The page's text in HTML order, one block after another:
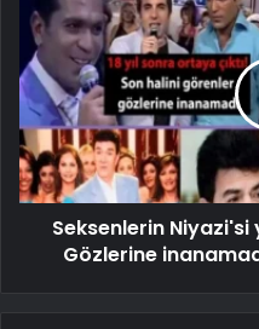
Seksenlerin Niyazi'si
Gözlerine